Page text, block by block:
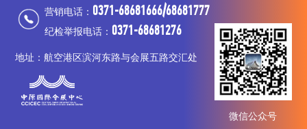
营销电话： 0371-68681666/68681777
纪检举报电话： 0371-68681276
地址：航空港区滨河东路与会展五路交汇处
微信公众号